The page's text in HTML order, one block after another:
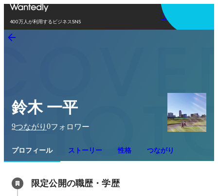
400万人が利用するビジネスSNS
アプリを使う
鈴木 一平
9つながり 0フォロワー
プロフィール ストーリー 性格 つながり
限定公開の職歴・学歴